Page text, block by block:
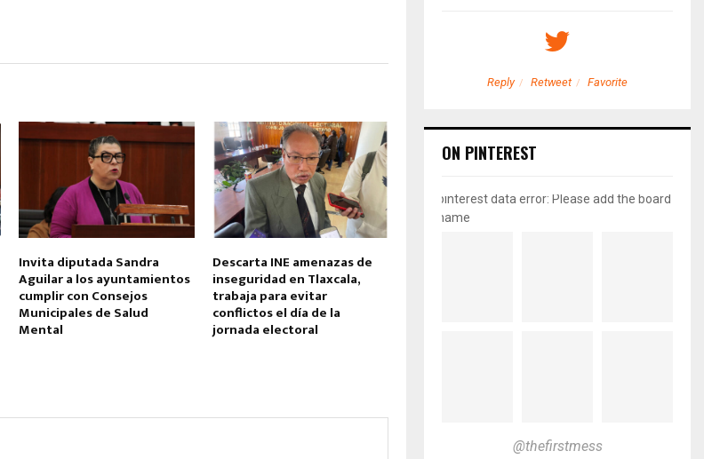
Invita diputada Sandra
Aguilar a los ayuntamientos
cumplir con Consejos
Municipales de Salud
Mental
Descarta INE amenazas de
inseguridad en Tlaxcala,
trabaja para evitar
conflictos el día de la
jornada electoral
Reply Retweet Favorite
ON PINTEREST
pinterest data error: Please add the board
name
@thefirstmess